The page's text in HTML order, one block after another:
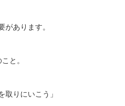
があります。
と。
取りにいこう」